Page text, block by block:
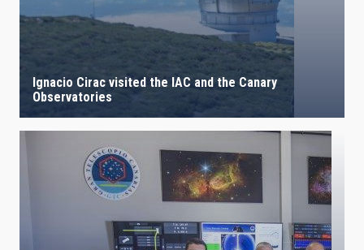
Ignacio Cirac visited the IAC and the Canary
Observatories